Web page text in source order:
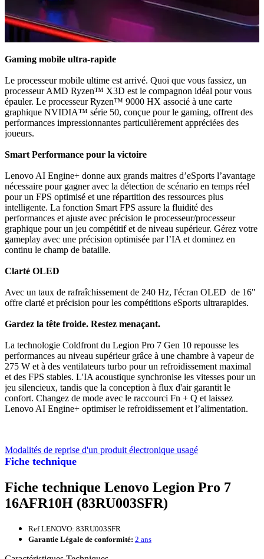
Fiche technique
Gaming mobile ultra-rapide
Le processeur mobile ultime est arrivé. Quoi que vous fassiez, un
processeur AMD Ryzen™ X3D est le compagnon idéal pour vous
épauler. Le processeur Ryzen™ 9000 HX associé à une carte
graphique NVIDIA™ série 50, conçue pour le gaming, offrent des
performances impressionnantes particulièrement appréciées des
joueurs.
Smart Performance pour la victoire
Lenovo AI Engine+ donne aux grands maitres d’eSports l’avantage
nécessaire pour gagner avec la détection de scénario en temps réel
pour un FPS optimisé et une répartition des ressources plus
intelligente. La fonction Smart FPS assure la fluidité des
performances et ajuste avec précision le processeur/processeur
graphique pour un jeu compétitif et de niveau supérieur. Gérez votre
gameplay avec une précision optimisée par l’IA et dominez en
continu le champ de bataille.
Clarté OLED
Avec un taux de rafraîchissement de 240 Hz, l'écran OLED de 16"
offre clarté et précision pour les compétitions eSports ultrarapides.
Gardez la tête froide. Restez menaçant.
La technologie Coldfront du Legion Pro 7 Gen 10 repousse les
performances au niveau supérieur grâce à une chambre à vapeur de
275 W et à des ventilateurs turbo pour un refroidissement maximal
et des FPS stables. L'IA acoustique synchronise les vitesses pour un
jeu silencieux, tandis que la conception à flux d'air garantit le
confort. Changez de mode avec le raccourci Fn + Q et laissez
Lenovo AI Engine+ optimiser le refroidissement et l’alimentation.
Modalités de reprise d'un produit électronique usagé
Fiche technique Lenovo Legion Pro 7
16AFR10H (83RU003SFR)
Ref LENOVO: 83RU003SFR
Garantie Légale de conformité: 2 ans